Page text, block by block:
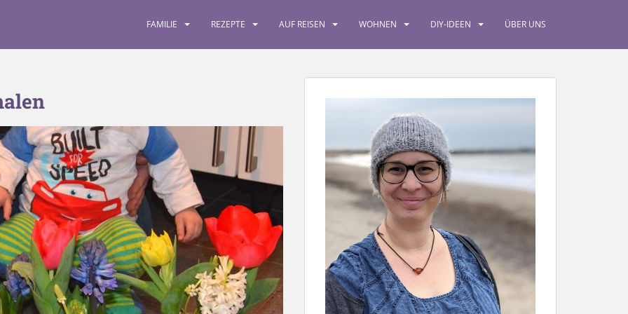
FAMILIE REZEPTE AUF REISEN WOHNEN DIY-IDEEN ÜBER UNS